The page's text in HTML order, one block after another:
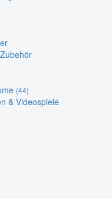
(44)
& Videospiele